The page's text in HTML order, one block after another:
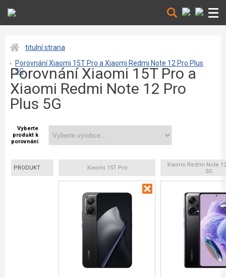
titulní strana
Porovnání Xiaomi 15T Pro a Xiaomi Redmi Note 12 Pro Plus
5G
Porovnání Xiaomi 15T Pro a
Xiaomi Redmi Note 12 Pro
Plus 5G
Vyberte
produkt k
porovnání
PRODUKT Xiaomi 15T Pro
Xiaomi Redmi Note
5G